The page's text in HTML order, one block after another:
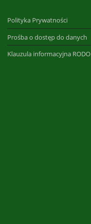
Polityka Prywatności
Prośba o dostęp do danych
Klauzula informacyjna RODO